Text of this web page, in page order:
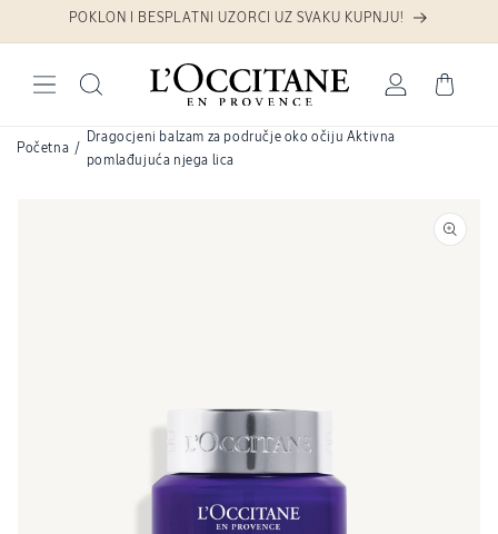
Preskoči na sadržaj
POKLON I BESPLATNI UZORCI UZ SVAKU KUPNJU!
Prijava Košarica
Početna /
Dragocjeni balzam za područje oko očiju Aktivna
pomlađujuća njega lica